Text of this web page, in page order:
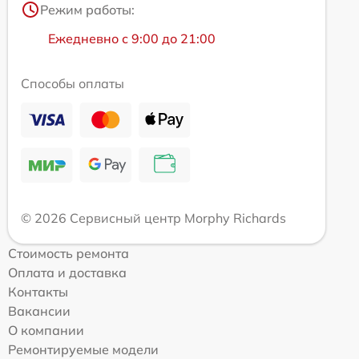
Режим работы:
Ежедневно с 9:00 до 21:00
Способы оплаты
© 2026 Сервисный центр Morphy Richards
Стоимость ремонта
Оплата и доставка
Контакты
Вакансии
О компании
Ремонтируемые модели